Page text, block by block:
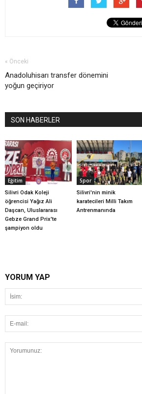
« Önceki
Anadoluhisarı transfer dönemini
yoğun geçiriyor
SON HABERLER
Eğitim
Silivri Odak Koleji
öğrencisi Yağız Ali
Daşcan, Uluslararası
Gebze Grand Prix'te
şampiyon oldu
Spor
Silivri'nin minik
karatecileri Milli Takım
Antrenmanında
YORUM YAP